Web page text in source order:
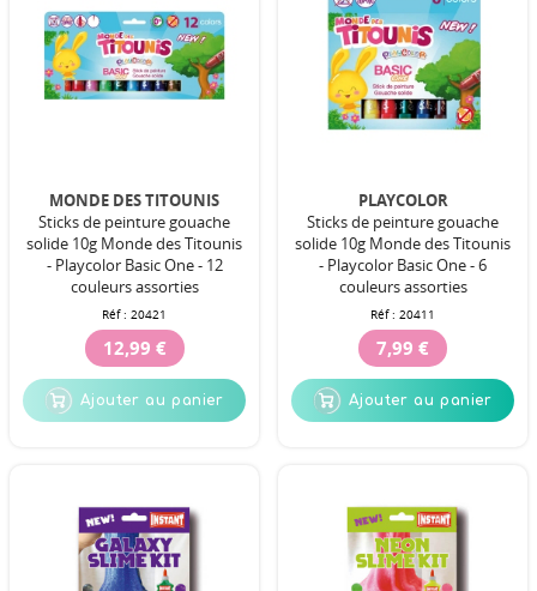
MONDE DES TITOUNIS
Sticks de peinture gouache
solide 10g Monde des Titounis
- Playcolor Basic One - 12
couleurs assorties
Réf : 20421
12,99 €
Ajouter au panier
PLAYCOLOR
Sticks de peinture gouache
solide 10g Monde des Titounis
- Playcolor Basic One - 6
couleurs assorties
Réf : 20411
7,99 €
Ajouter au panier